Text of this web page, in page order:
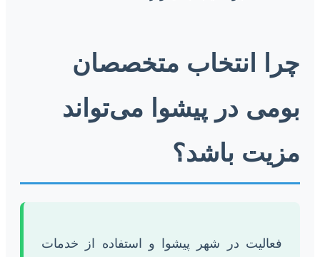
چرا انتخاب متخصصان
بومی در پیشوا می‌تواند
مزیت باشد؟
فعالیت در شهر پیشوا و استفاده از خدمات